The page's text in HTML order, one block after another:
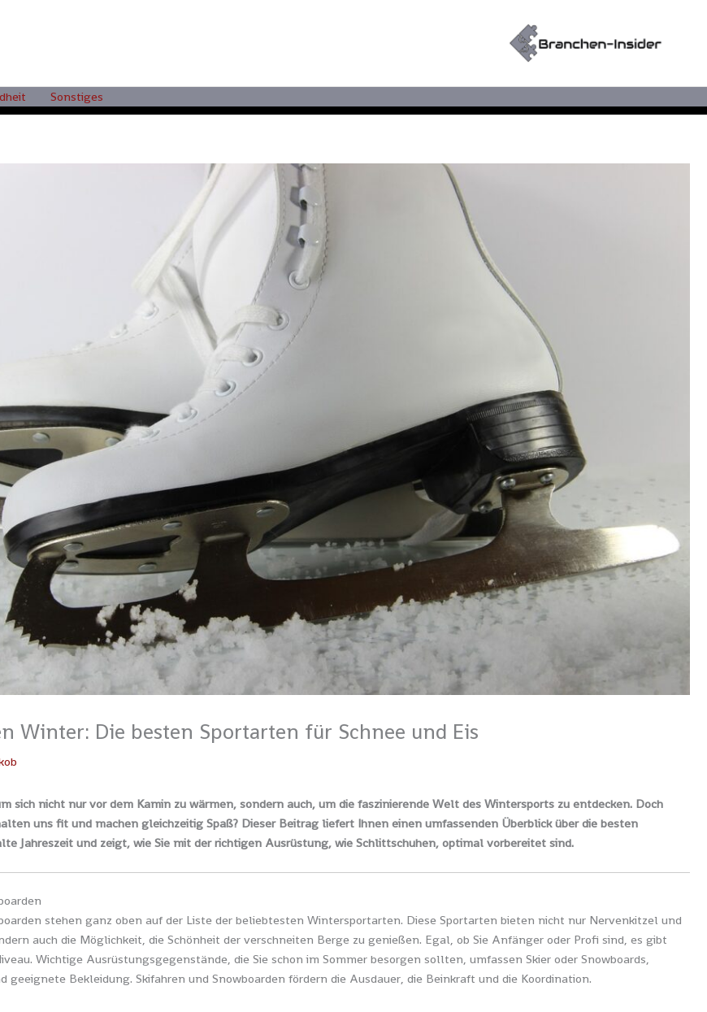
Sonstiges
Winter: Die besten Sportarten für Schnee und Eis
sich nicht nur vor dem Kamin zu wärmen, sondern auch, um die faszinierende Welt des Wintersports zu entdecken. Doch
uns fit und machen gleichzeitig Spaß? Dieser Beitrag liefert Ihnen einen umfassenden Überblick über die besten
Jahreszeit und zeigt, wie Sie mit der richtigen Ausrüstung, wie Schlittschuhen, optimal vorbereitet sind.
stehen ganz oben auf der Liste der beliebtesten Wintersportarten. Diese Sportarten bieten nicht nur Nervenkitzel und
auch die Möglichkeit, die Schönheit der verschneiten Berge zu genießen. Egal, ob Sie Anfänger oder Profi sind, es gibt
Wichtige Ausrüstungsgegenstände, die Sie schon im Sommer besorgen sollten, umfassen Skier oder Snowboards,
geeignete Bekleidung. Skifahren und Snowboarden fördern die Ausdauer, die Beinkraft und die Koordination.